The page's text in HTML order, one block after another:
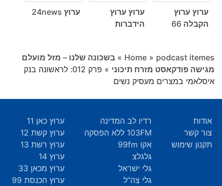
ערוץ ערוץ
הקבלה 66
ערוץ ערוץ
הידברות
ערוץ 24news
Home » podcast itemes
» בשכונה שלנו – מזל מועלם
מגישה פודקאסט מזרח תיכוני »
פרק 012: לראשונה בנק
איסלאמי במצרים מעסיק נשים
אודות
צור קשר
תקנון שימוש
רדיו לב המדינה
103FM ללא הפסקה
אקו 99fm
גלגלצ
גלי ישראל
גלי צה”ל
ערוץ כאן 11
ערוץ קשת 12
ערוץ רשת 13
ערוץ 14
ערוץ מכאן 33
ערוץ הכנסת 99